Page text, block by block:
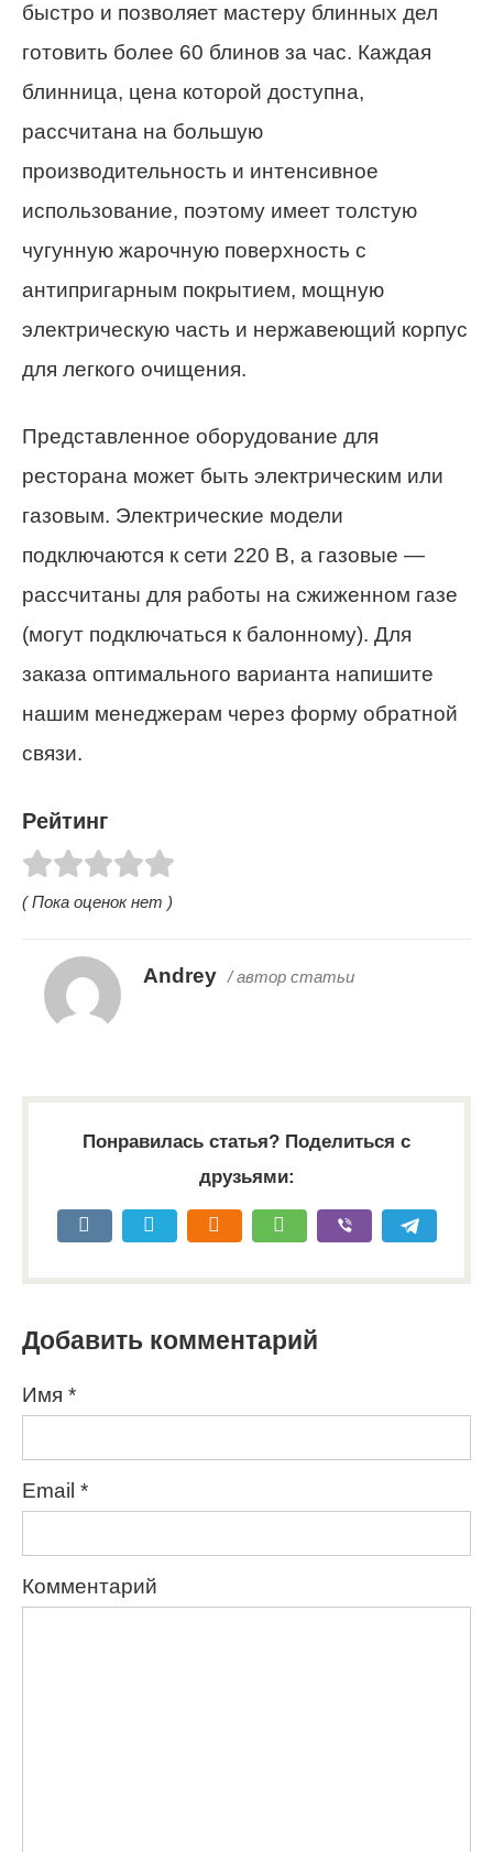
быстро и позволяет мастеру блинных дел
готовить более 60 блинов за час. Каждая
блинница, цена которой доступна,
рассчитана на большую
производительность и интенсивное
использование, поэтому имеет толстую
чугунную жарочную поверхность с
антипригарным покрытием, мощную
электрическую часть и нержавеющий корпус
для легкого очищения.
Представленное оборудование для
ресторана может быть электрическим или
газовым. Электрические модели
подключаются к сети 220 В, а газовые —
рассчитаны для работы на сжиженном газе
(могут подключаться к балонному). Для
заказа оптимального варианта напишите
нашим менеджерам через форму обратной
связи.
Рейтинг
( Пока оценок нет )
Andrey / автор статьи
Понравилась статья? Поделиться с
друзьями:
Добавить комментарий
Имя *
Email *
Комментарий